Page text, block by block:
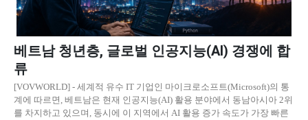
베트남 청년층, 글로벌 인공지능(AI) 경쟁에 합
류
[VOVWORLD] - 세계적 유수 IT 기업인 마이크로소프트(Microsoft)의 통
계에 따르면, 베트남은 현재 인공지능(AI) 활용 분야에서 동남아시아 2위
를 차지하고 있으며, 동시에 이 지역에서 AI 활용 증가 속도가 가장 빠른